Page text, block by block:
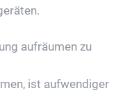
aufräumen zu
ist aufwendiger